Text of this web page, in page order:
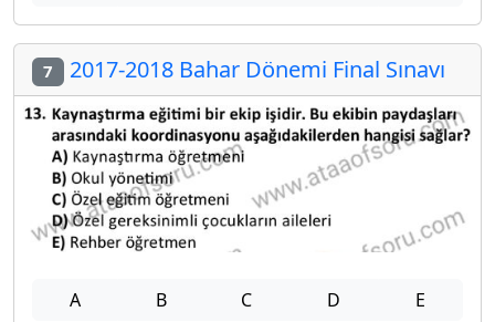
7 2017-2018 Bahar Dönemi Final Sınavı
A B C D E